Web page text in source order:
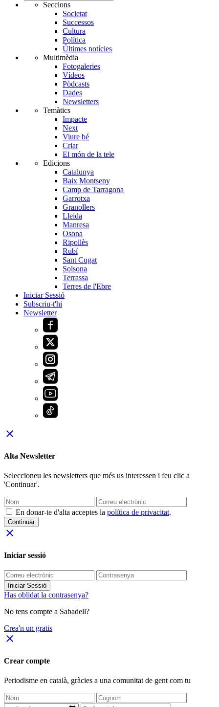
Seccions
Societat
Successos
Cultura
Política
Últimes notícies
Multimèdia
Fotogaleries
Vídeos
Pòdcasts
Dades
Newsletters
Temàtics
Impacte
Next
Viure bé
Criar
El món de la tele
Edicions
Catalunya
Baix Montseny
Camp de Tarragona
Garrotxa
Granollers
Lleida
Manresa
Osona
Ripollès
Rubí
Sant Cugat
Solsona
Terrassa
Terres de l'Ebre
Iniciar Sessió
Subscriu-t'hi
Newsletter
close
Alta Newsletter
Seleccioneu les newsletters que més us interessen i feu clic a
'Continuar'.
En donar-te d'alta acceptes la política de privacitat.
Continuar
close
Iniciar sessió
Iniciar Sessió
Has oblidat la contrasenya?
No tens compte a Sabadell?
Crea'n un gratis
close
Crear compte
Periodisme en català, gràcies a una comunitat de gent com tu